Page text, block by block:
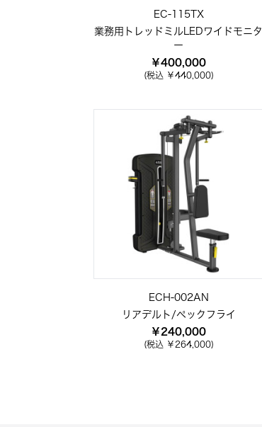
EC-115TX
業務用トレッドミルLEDワイドモニタ
ー
￥400,000
(税込 ￥440,000)
ECH-002AN
リアデルト/ペックフライ
￥240,000
(税込 ￥264,000)